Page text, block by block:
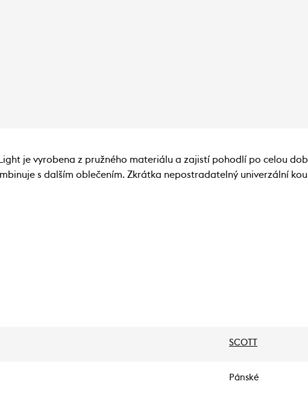
je vyrobena z pružného materiálu a zajistí pohodlí po celou
s dalším oblečením. Zkrátka nepostradatelný univerzální
SCOTT
Pánské